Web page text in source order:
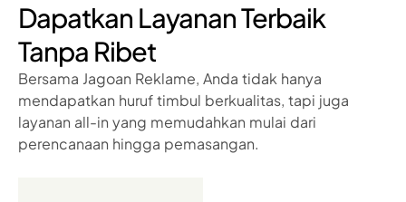
Dapatkan Layanan Terbaik
Tanpa Ribet
Bersama Jagoan Reklame, Anda tidak hanya
mendapatkan huruf timbul berkualitas, tapi juga
layanan all-in yang memudahkan mulai dari
perencanaan hingga pemasangan.